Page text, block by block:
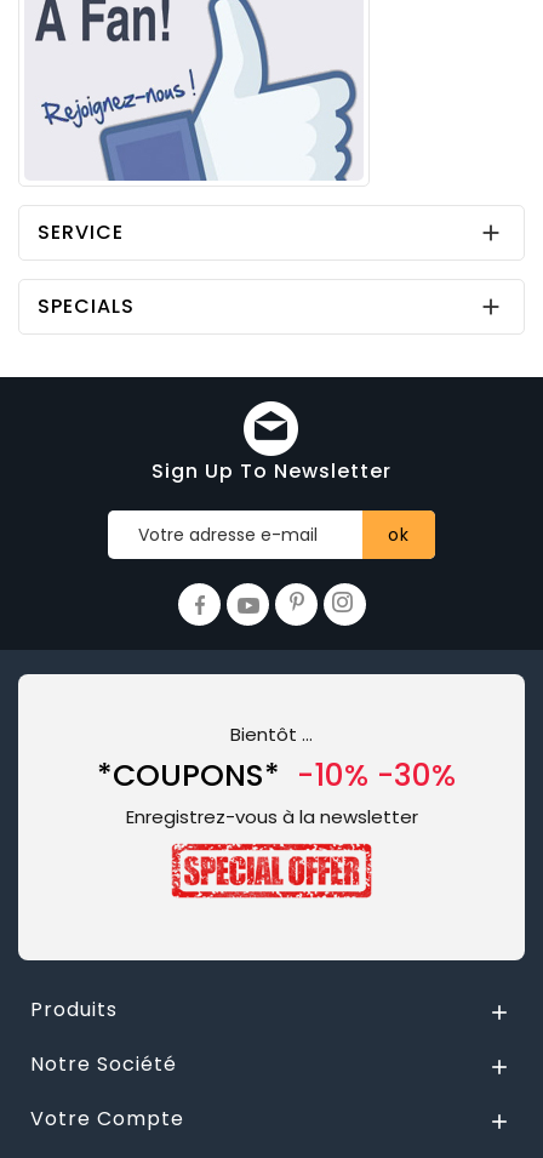
SERVICE 
SPECIALS 
Sign Up To Newsletter
Bientôt …
*COUPONS* -10% -30%
Enregistrez-vous à la newsletter
Produits 
Notre Société 
Votre Compte 